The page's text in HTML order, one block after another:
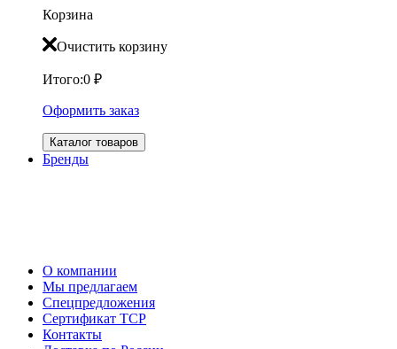
Корзина
Очистить корзину
Итого:0 ₽
Оформить заказ
Каталог товаров
Бренды
О компании
Мы предлагаем
Спецпредложения
Сертификат ТСР
Контакты